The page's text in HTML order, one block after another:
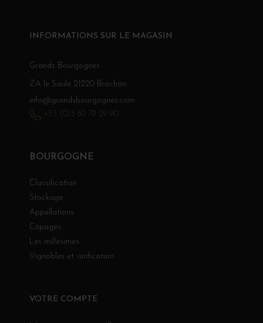
BOURGOGNE
Classification
Stockage
Appellations
Cépages
Les millésimes
Vignobles et vinification
VOTRE COMPTE
INFORMATIONS SUR LE MAGASIN
Grands Bourgognes
ZA le Saule 21220 Brochon
info@grandsbourgognes.com
+33 (0)3 80 79 29 90